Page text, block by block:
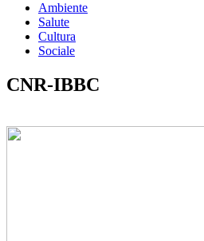
Ambiente
Salute
Cultura
Sociale
CNR-IBBC